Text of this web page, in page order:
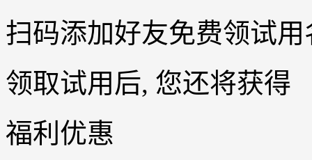
扫码添加好友免费领试用
领取试用后, 您还将获得
福利优惠